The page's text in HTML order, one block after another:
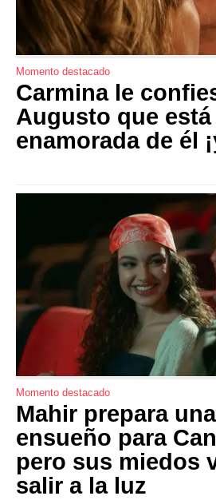
Momento destacado
Carmina le
Augusto que está
enamorada de él
Momento destacado
Mahir prepara
ensueño para
pero sus miedos
salir a la luz